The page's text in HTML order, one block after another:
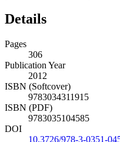
Details
Pages
306
Publication Year
2012
ISBN (Softcover)
9783034311915
ISBN (PDF)
9783035104585
DOI
10.3726/978-3-0351-